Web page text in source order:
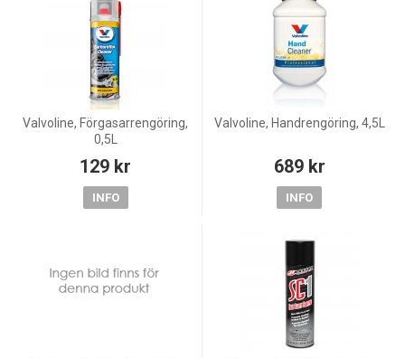
Valvoline, Förgasarrengöring,
0,5L
129 kr
INFO
Valvoline, Handrengöring, 4,5L
689 kr
INFO